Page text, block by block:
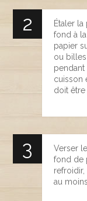
Étaler
fond à
papier
ou
cuisson
doit
Verser
fond de
au